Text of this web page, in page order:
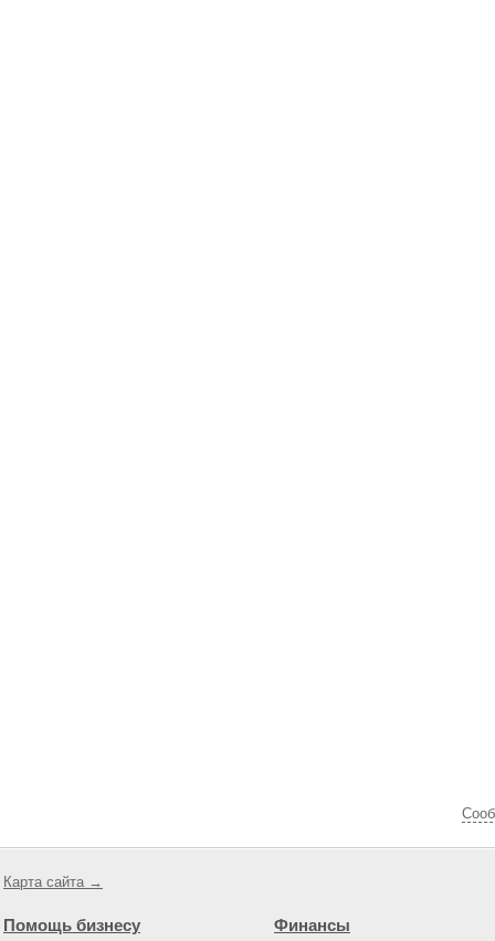
Карта сайта →
Помощь бизнесу Финансы